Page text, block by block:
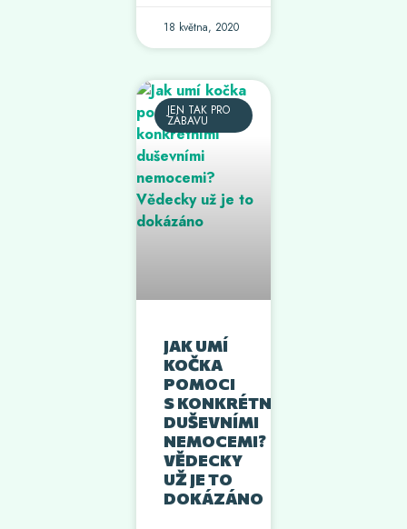
18 května, 2020
JEN TAK PRO
ZÁBAVU
JAK UMÍ
KOČKA
POMOCI
S KONKRÉTNÍMI
DUŠEVNÍMI
NEMOCEMI?
VĚDECKY
UŽ JE TO
DOKÁZÁNO